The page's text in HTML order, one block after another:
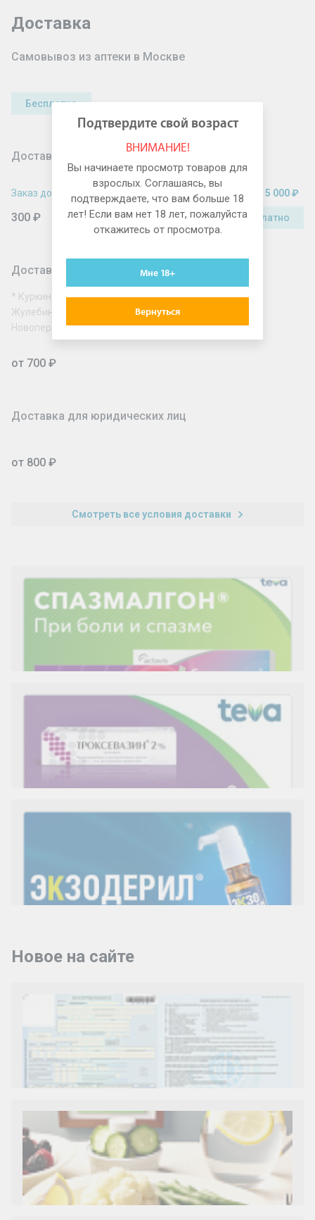
Доставка
Самовывоз из аптеки в Москве
Бесплатно
Доставка по Москве в пределах МКАД
Заказ до
300 ₽
Заказ от 5 000 ₽
Бесплатно
Доставка по Москве за МКАД
* Куркино, Митино, Северное Бутово, Южное Бутово,
Жулебино, Новокосино, Косино-Ухтомский, Солнцево,
Новопеределкино, Рассказовка, Некрасовка
от 700 ₽
Доставка для юридических лиц
от 800 ₽
Смотреть все условия доставки
Новое на сайте
Как и сколько денег можно получить по
Подтвердите свой возраст
ВНИМАНИЕ!
Вы начинаете просмотр товаров для
взрослых. Соглашаясь, вы
подтверждаете, что вам больше 18
лет! Если вам нет 18 лет, пожалуйста
откажитесь от просмотра.
Мне 18+
Вернуться